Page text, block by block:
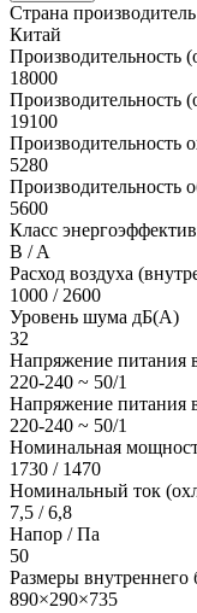
Страна производитель
Китай
Производительность
18000
Производительность
19100
Производительность
5280
Производительность
5600
Класс
B / A
Расход воздуха
1000 / 2600
Уровень шума дБ(А)
32
Напряжение питания
220-240 ~ 50/1
Напряжение питания
220-240 ~ 50/1
Номинальная
1730 / 1470
Номинальный ток
7,5 / 6,8
Напор / Па
50
Размеры
890×290×735